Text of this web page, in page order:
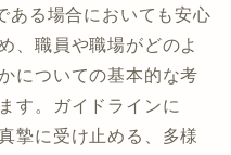
ある場合においても安心
、職員や職場がどのよ
についての基本的な考
す。ガイドラインに
摯に受け止める、多様